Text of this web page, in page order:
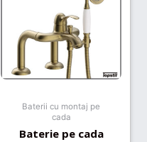
Baterii cu montaj pe
cada
Baterie pe cada